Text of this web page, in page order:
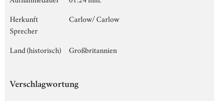
Herkunft
Sprecher
Carlow/ Carlow
Land (historisch) Großbritannien
Verschlagwortung